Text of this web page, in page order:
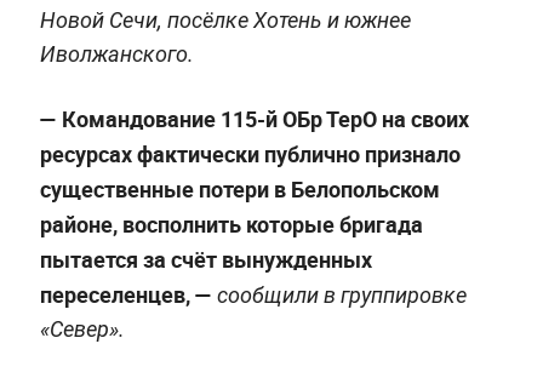
Новой Сечи, посёлке Хотень и южнее
Иволжанского.
— Командование 115-й ОБр ТерО на своих
ресурсах фактически публично признало
существенные потери в Белопольском
районе, восполнить которые бригада
пытается за счёт вынужденных
переселенцев, — сообщили в группировке
«Север».